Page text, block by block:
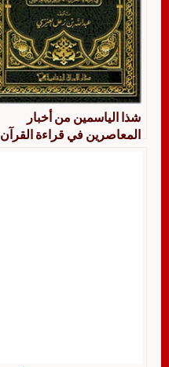
شذا الياسمين من أخبار
المعاصرين في قراءة القرآن